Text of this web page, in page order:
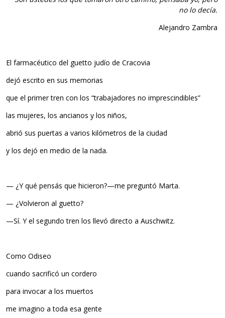
no lo decía.
Alejandro Zambra
El farmacéutico del guetto judío de Cracovia
dejó escrito en sus memorias
que el primer tren con los “trabajadores no imprescindibles”
las mujeres, los ancianos y los niños,
abrió sus puertas a varios kilómetros de la ciudad
y los dejó en medio de la nada.
— ¿Y qué pensás que hicieron?—me preguntó Marta.
— ¿Volvieron al guetto?
—Sí. Y el segundo tren los llevó directo a Auschwitz.
Como Odiseo
cuando sacrificó un cordero
para invocar a los muertos
me imagino a toda esa gente